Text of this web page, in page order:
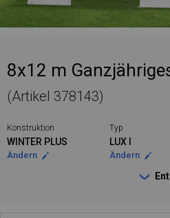
8x12 m
(Artikel 378143)
Konstruktion
WINTER PLUS
Ändern
Typ
LUX I
Ändern